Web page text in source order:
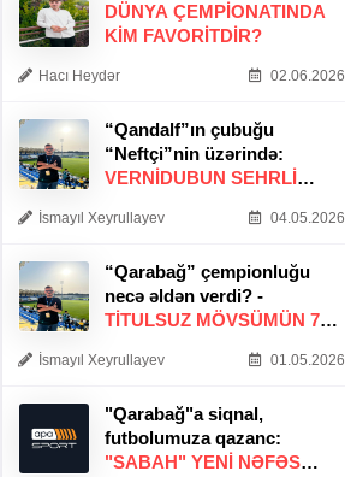
DÜNYA ÇEMPIONATINDA
KIM FAVORITDIR?
Hacı Heydər 02.06.2026
“Qandalf”ın çubuğu
“Neftçi”nin üzərində:
VERNİDUBUN SEHRLİ
İsmayıl Xeyrullayev 04.05.2026
“Qarabağ” çempionluğu
necə əldən verdi? -
TITULSUZ MÖVSÜMÜN 7
İsmayıl Xeyrullayev 01.05.2026
"Qarabağ"a siqnal,
futbolumuza qazanc:
"SABAH" YENI NƏFƏS